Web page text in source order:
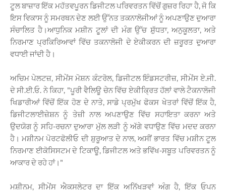
ਟੂਲ ਬਾਜ਼ਾਰ ਇੱਕ ਮਹੱਤਵਪੂਰਨ ਡਿਜੀਟਲ ਪਰਿਵਰਤਨ ਵਿੱਚੋਂ ਗੁਜ਼ਰ ਰਿਹਾ ਹੈ, ਜੋ ਕਿ
ਇਸ ਵਿਕਾਸ ਨੂੰ ਸਮਰਥਨ ਦੇਣ ਲਈ ਉੱਨਤ ਤਕਨਾਲੋਜੀਆਂ ਨੂੰ ਅਪਣਾਉਣ ਦੁਆਰਾ
ਸੰਚਾਲਿਤ ਹੈ।ਆਧੁਨਿਕ ਮਸ਼ੀਨ ਟੂਲਾਂ ਦੀ ਮੰਗ ਉੱਚ ਸ਼ੁੱਧਤਾ, ਅਨੁਕੂਲਤਾ, ਅਤੇ
ਨਿਰਮਾਣ ਪ੍ਰਕਿਰਿਆਵਾਂ ਵਿੱਚ ਤਕਨਾਲੋਜੀ ਦੇ ਏਕੀਕਰਨ ਦੀ ਜ਼ਰੂਰਤ ਦੁਆਰਾ
ਵਧਾਈ ਜਾਂਦੀ ਹੈ।
ਅਚਿਮ ਪੇਲਟਜ਼, ਸੀਮੇਂਸ ਮੋਸ਼ਨ ਕੰਟਰੋਲ, ਡਿਜੀਟਲ ਇੰਡਸਟਰੀਜ਼, ਸੀਮੇਂਸ ਏ.ਜੀ.
ਦੇ ਸੀ.ਈ.ਓ. ਨੇ ਕਿਹਾ, "ਪੂਰੀ ਵੈਲਿਊ ਚੇਨ ਵਿੱਚ ਏਕੀਕ੍ਰਿਤ ਹੱਲਾਂ ਵਾਲੇ ਟੈਕਨਾਲੋਜੀ
ਖਿਡਾਰੀਆਂ ਵਿੱਚੋਂ ਇੱਕ ਹੋਣ ਦੇ ਨਾਤੇ, ਸਾਡੇ ਪ੍ਰਮੁੱਖ ਫੋਕਸ ਖੇਤਰਾਂ ਵਿੱਚੋਂ ਇੱਕ ਹੈ,
ਡਿਜੀਟਲਾਈਜ਼ੇਸ਼ਨ ਨੂੰ ਤੇਜ਼ੀ ਨਾਲ ਅਪਣਾਉਣ ਵਿੱਚ ਸਹਾਇਤਾ ਕਰਨਾ ਅਤੇ
ਉਦਯੋਗ ਨੂੰ ਸਹਿ-ਰਚਨਾ ਦੁਆਰਾ ਮੁੱਲ ਲੜੀ ਨੂੰ ਅੱਗੇ ਵਧਾਉਣ ਵਿੱਚ ਮਦਦ ਕਰਨਾ
ਹੈ। ਮਸ਼ੀਨਮ ਪੋਰਟਫੋਲੀਓ ਦੀ ਸ਼ੁਰੂਆਤ ਦੇ ਨਾਲ, ਅਸੀਂ ਭਾਰਤ ਵਿੱਚ ਮਸ਼ੀਨ ਟੂਲ
ਨਿਰਮਾਣ ਈਕੋਸਿਸਟਮ ਦੇ ਟਿਕਾਊ, ਡਿਜੀਟਲ ਅਤੇ ਭਵਿੱਖ-ਸਬੂਤ ਪਰਿਵਰਤਨ ਨੂੰ
ਆਕਾਰ ਦੇ ਰਹੇ ਹਾਂ।"
ਮਸ਼ੀਨਮ, ਸੀਮੇਂਸ ਐਕਸਲੇਟਰ ਦਾ ਇੱਕ ਅਨਿੱਖੜਵਾਂ ਅੰਗ ਹੈ, ਇੱਕ ਓਪਨ